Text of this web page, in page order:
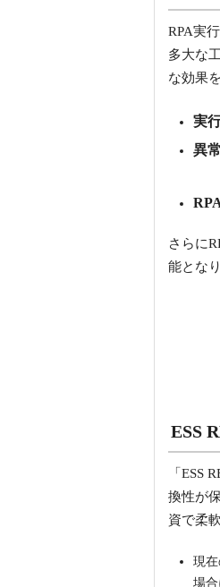
RPA実
多大な
な効果
実
異
さらに
能とな
ESS
「ESS
換性が
資で柔
現
場